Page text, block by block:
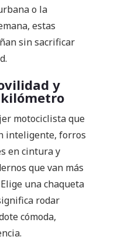
o la
estas
sin sacrificar
y
motociclista que
inteligente, forros
en cintura y
que van más
una chaqueta
rodar
cómoda,